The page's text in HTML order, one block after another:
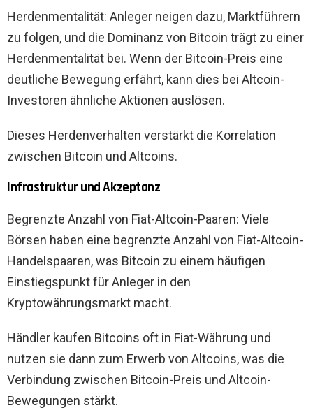
Herdenmentalität: Anleger neigen dazu, Marktführern
zu folgen, und die Dominanz von Bitcoin trägt zu einer
Herdenmentalität bei. Wenn der Bitcoin-Preis eine
deutliche Bewegung erfährt, kann dies bei Altcoin-
Investoren ähnliche Aktionen auslösen.
Dieses Herdenverhalten verstärkt die Korrelation
zwischen Bitcoin und Altcoins.
Infrastruktur und Akzeptanz
Begrenzte Anzahl von Fiat-Altcoin-Paaren: Viele
Börsen haben eine begrenzte Anzahl von Fiat-Altcoin-
Handelspaaren, was Bitcoin zu einem häufigen
Einstiegspunkt für Anleger in den
Kryptowährungsmarkt macht.
Händler kaufen Bitcoins oft in Fiat-Währung und
nutzen sie dann zum Erwerb von Altcoins, was die
Verbindung zwischen Bitcoin-Preis und Altcoin-
Bewegungen stärkt.